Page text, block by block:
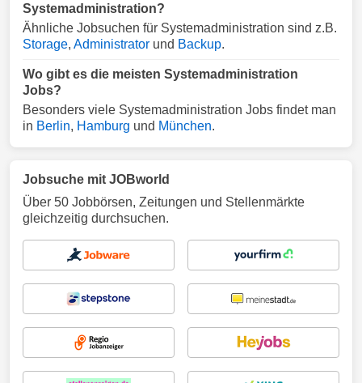
Systemadministration?
Ähnliche Jobsuchen für Systemadministration sind z.B.
Storage, Administrator und Backup.
Wo gibt es die meisten Systemadministration
Jobs?
Besonders viele Systemadministration Jobs findet man
in Berlin, Hamburg und München.
Jobsuche mit JOBworld
Über 50 Jobbörsen, Zeitungen und Stellenmärkte
gleichzeitig durchsuchen.